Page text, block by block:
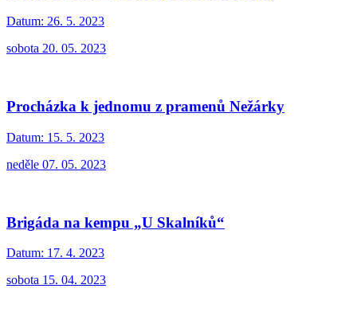
Datum: 26. 5. 2023
sobota 20. 05. 2023
Procházka k jednomu z pramenů Nežárky
Datum: 15. 5. 2023
neděle 07. 05. 2023
Brigáda na kempu „U Skalníků“
Datum: 17. 4. 2023
sobota 15. 04. 2023